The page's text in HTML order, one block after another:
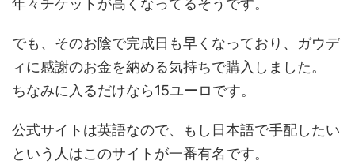
年々チケットが高くなってるそうです。
でも、そのお陰で完成日も早くなっており、ガウデ
ィに感謝のお金を納める気持ちで購入しました。
ちなみに入るだけなら15ユーロです。
公式サイトは英語なので、もし日本語で手配したい
という人はこのサイトが一番有名です。